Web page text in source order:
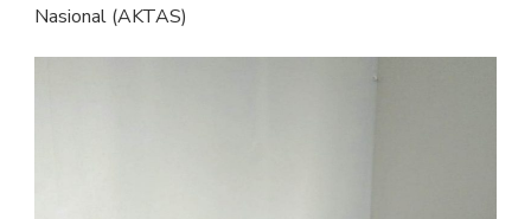
Nasional (AKTAS)